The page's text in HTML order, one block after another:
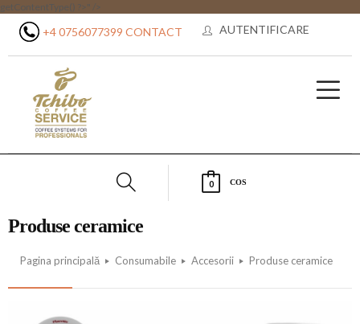
getContentType() ?>" />
+4 0756077399 CONTACT AUTENTIFICARE
0 COS
Produse ceramice
Pagina principală Consumabile Accesorii Produse ceramice